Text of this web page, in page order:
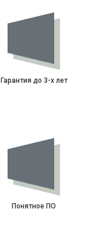
Гарантия до 3-х лет
Понятное ПО